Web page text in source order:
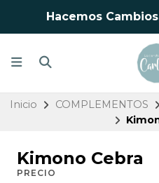
Hacemos
Inicio COMPLEMENTOS
Kimono Cebra
PRECIO